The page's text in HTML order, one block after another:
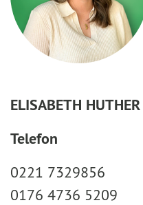
ELISABETH HUTHER
Telefon
0221 7329856
0176 4736 5209